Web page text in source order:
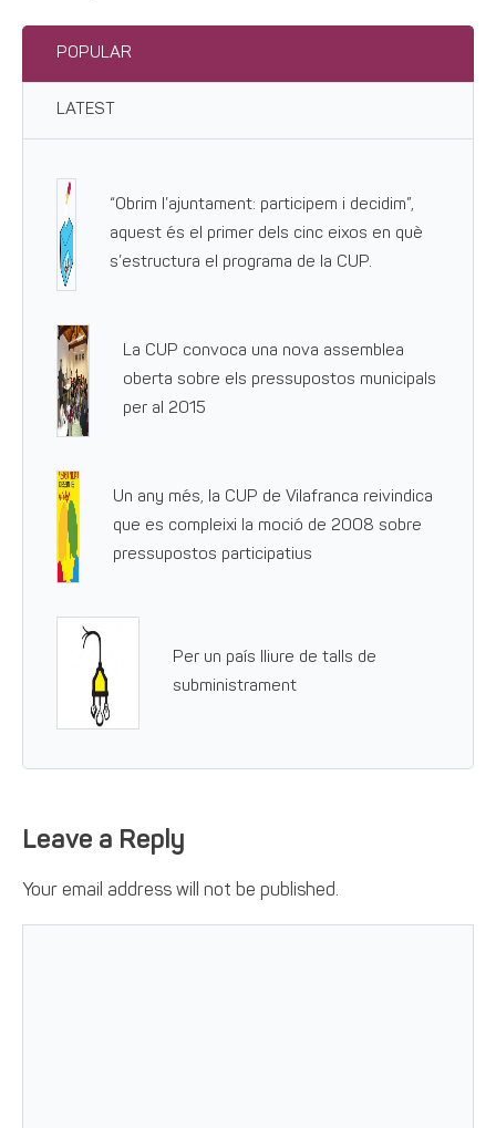
POPULAR
LATEST
“Obrim l’ajuntament: participem i decidim”,
aquest és el primer dels cinc eixos en què
s’estructura el programa de la CUP.
La CUP convoca una nova assemblea
oberta sobre els pressupostos municipals
per al 2015
Un any més, la CUP de Vilafranca reivindica
que es compleixi la moció de 2008 sobre
pressupostos participatius
Per un país lliure de talls de
subministrament
Leave a Reply
Your email address will not be published.